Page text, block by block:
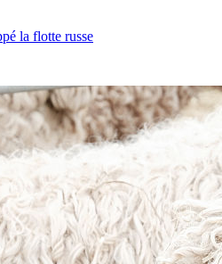
la flotte russe